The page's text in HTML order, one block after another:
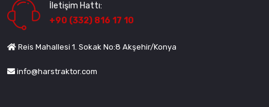
İletişim Hattı:
+90 (332) 816 17 10
Reis Mahallesi 1. Sokak No:8 Akşehir/Konya
info@harstraktor.com